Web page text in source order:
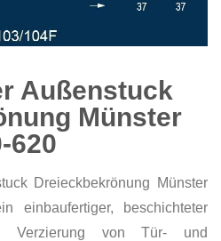
Außenstuck
Münster
620
Dreieckbekrönung Münster
einbaufertiger, beschichteter
Verzierung von Tür- und